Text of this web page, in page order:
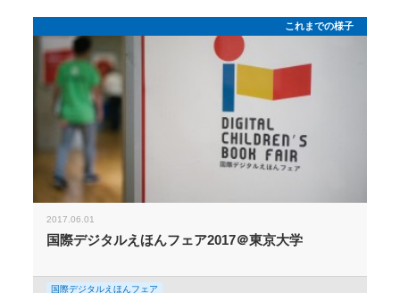
これまでの様子
2017.06.01
国際デジタルえほんフェア2017＠東京大学
国際デジタルえほんフェア